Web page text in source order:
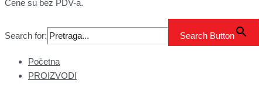
Cene su bez PDV-a.
Search for: Search Button
Početna
PROIZVODI